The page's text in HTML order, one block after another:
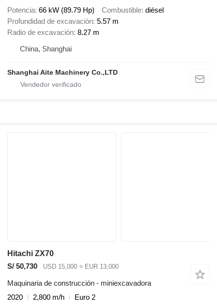
Potencia 66 kW (89.79 Hp) Combustible diésel
Profundidad de excavación 5.57 m
Radio de excavación 8.27 m
China, Shanghai
Shanghai Aite Machinery Co.,LTD
Hitachi ZX70
S/ 50,730
USD 15,000 ≈ EUR 13,000
Maquinaria de construcción - miniexcavadora
2020
2,800 m/h
Euro 2